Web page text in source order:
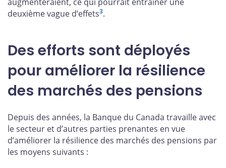
deuxième vague d’effets3.
Des efforts sont déployés
pour améliorer la résilience
des marchés des pensions
Depuis des années, la Banque du Canada travaille avec
le secteur et d’autres parties prenantes en vue
d’améliorer la résilience des marchés des pensions par
les moyens suivants :